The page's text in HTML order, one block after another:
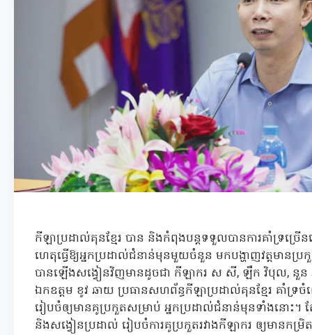
កីឡាប្រដាល់គុនខ្មែរ បាន និងកំពុងបន្តទទួលបានការគាំទ្រច្រើ
ហេតុធ្វើឱ្យអ្នកប្រដាល់ជំនាន់មុនមួយចំនួន មកបង្ហាញវត្តមានប្
បានឡើងសង្វៀនវិញមានដូចជា កីឡាករ ស សី, ឡឹក វិបុល, នួន ភ
ឯកឧត្តម ខូវ ឆាយ ប្រធានសហព័ន្ធកីឡាប្រដាល់គុនខ្មែរ គាំទ្រ
រៀបចំឲ្យមានគូប្រកួតសម្រាប់ អ្នកប្រដាល់ជំនាន់មុនទាំងនោះ។
និងសង្វៀនប្រដាល់ រៀបចំការគូប្រកួតរវាងកីឡាករ ឲ្យមានកម្រិ